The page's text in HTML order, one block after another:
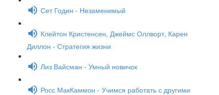
Сет Годин - Незаменимый
Клейтон Кристенсен, Джеймс Оллворт, Карен
Диллон - Стратегия жизни
Лиз Вайсман - Умный новичок
Росс МакКаммон - Учимся работать с другими